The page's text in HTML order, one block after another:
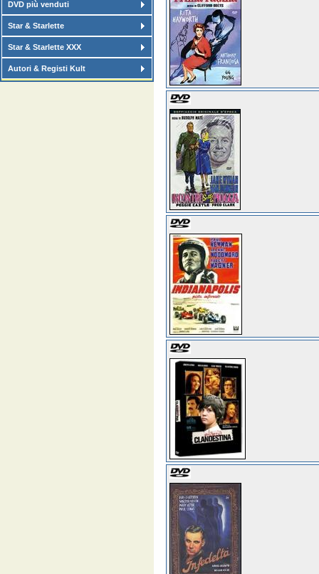
DVD più venduti
Star & Starlette
Star & Starlette XXX
Autori & Registi Kult